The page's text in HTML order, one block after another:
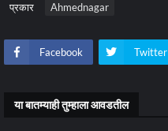
प्रकार Ahmednagar
Facebook Twitter
या बातम्याही तुम्हाला आवडतील